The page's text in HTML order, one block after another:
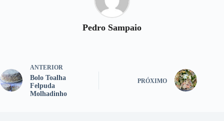
Pedro Sampaio
ANTERIOR
Bolo Toalha
Felpuda
Molhadinho
PRÓXIMO